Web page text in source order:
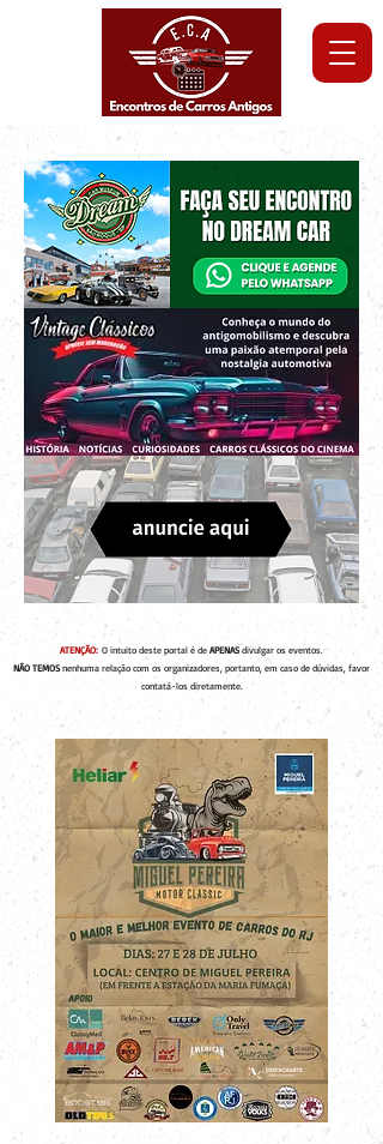
ATENÇÃO: O intuito deste portal é de APENAS divulgar os eventos.
NÃO TEMOS nenhuma relação com os organizadores, portanto, em caso de dúvidas, favor
contatá-los diretamente.